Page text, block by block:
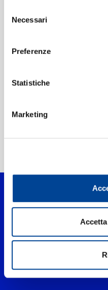
delNecessari
Preferenze
Statistiche
Marketing
UPC:00199957329422